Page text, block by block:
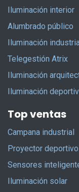
Iluminación interior
Alumbrado público
Iluminación
Telegestión Atrix
Iluminación
Iluminación
Top ventas
Campana industrial
Proyector deportivo
Sensores
Iluminación solar